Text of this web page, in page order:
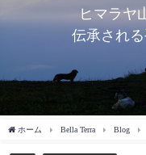
ヒマラ
伝承され
ホーム Bella Terra Blog